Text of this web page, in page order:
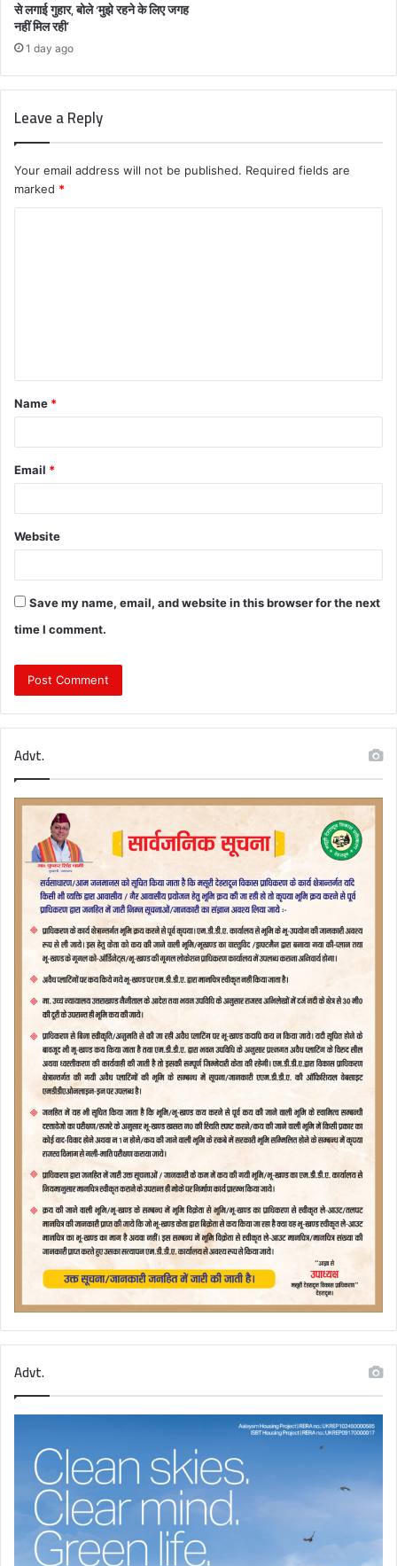
से लगाई गुहार, बोले ‘मुझे रहने के लिए जगह
नहीं मिल रही’
1 day ago
Leave a Reply
Your email address will not be published. Required fields are
marked *
t
*
Name *
Email *
Website
Save my name, email, and website in this browser for the next
time I comment.
Advt.
Advt.